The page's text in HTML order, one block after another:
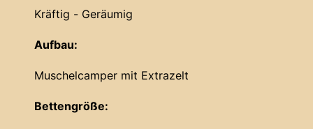
Kräftig - Geräumig
Aufbau:
Muschelcamper mit Extrazelt
Bettengröße: